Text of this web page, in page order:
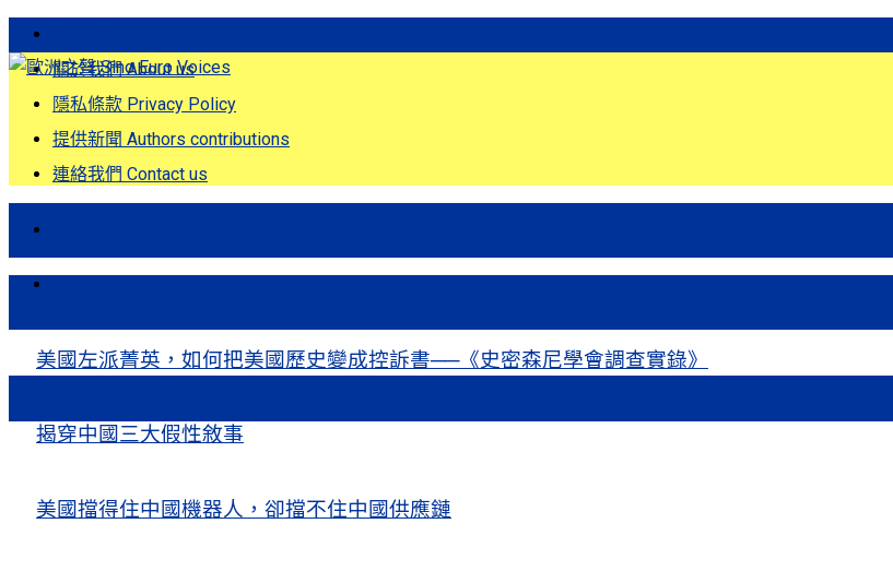
關於我們 About us
隱私條款 Privacy Policy
提供新聞 Authors contributions
連絡我們 Contact us
美國左派菁英，如何把美國歷史變成控訴書──《史密森尼學會調查實錄》
揭穿中國三大假性敘事
美國擋得住中國機器人，卻擋不住中國供應鏈